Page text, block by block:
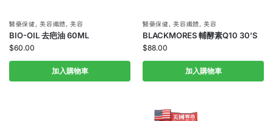
醫藥保健,美容纖體,美容
BIO-OIL 去疤油 60ML
$60.00
加入購物車
醫藥保健,美容纖體,美容
BLACKMORES 輔酵素Q10 30’S
$88.00
加入購物車